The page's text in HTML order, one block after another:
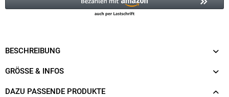
BESCHREIBUNG
GRÖSSE & INFOS
DAZU PASSENDE PRODUKTE